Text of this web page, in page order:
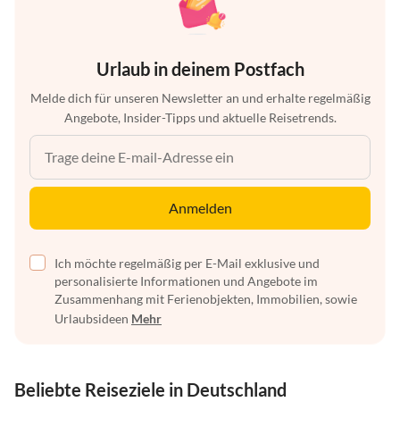
Urlaub in deinem Postfach
Melde dich für unseren Newsletter an und erhalte regelmäßig
Angebote, Insider-Tipps und aktuelle Reisetrends.
Anmelden
Ich möchte regelmäßig per E-Mail exklusive und
personalisierte Informationen und Angebote im
Zusammenhang mit Ferienobjekten, Immobilien, sowie
Urlaubsideen Mehr
Beliebte Reiseziele in Deutschland